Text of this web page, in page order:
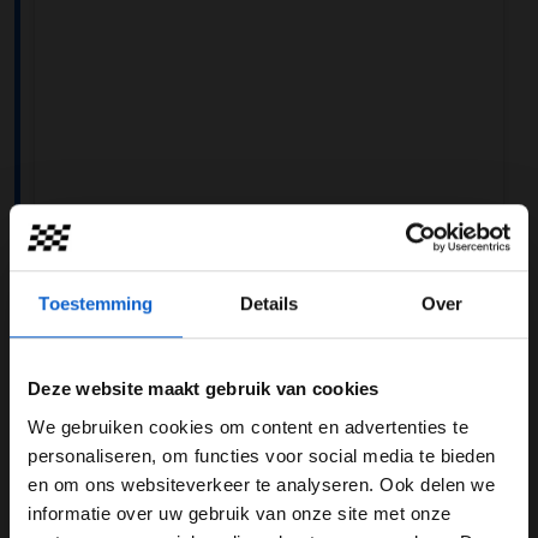
Toestemming Details Over
Deze website maakt gebruik van cookies
We gebruiken cookies om content en advertenties te
personaliseren, om functies voor social media te bieden
en om ons websiteverkeer te analyseren. Ook delen we
informatie over uw gebruik van onze site met onze
View this post on Instagram
WELKOM BIJ GRAND PRIX RADIO
Ben je 24 jaar of ouder?